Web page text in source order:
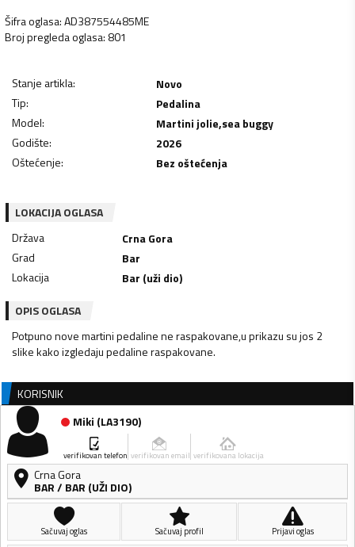
Šifra oglasa:AD387554485ME
Broj pregleda oglasa: 801
Stanje artikla:
Novo
Tip:
Pedalina
Model:
Martini jolie,sea buggy
Godište:
2026
Oštećenje: Bez oštećenja
LOKACIJA OGLASA
Država
Crna Gora
Grad
Bar
Lokacija
Bar (uži dio)
OPIS OGLASA
Potpuno nove martini pedaline ne raspakovane,u prikazu su jos 2
slike kako izgledaju pedaline raspakovane.
KORISNIK
Miki (LA3190)
verifikovan telefon verifikovan email verifikovana lokacija
Crna Gora
BAR/ BAR (UŽI DIO)
Sačuvaj oglas Sačuvaj profil Prijavi oglas